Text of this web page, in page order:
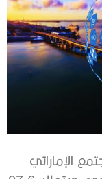
المجتمع الإماراتي